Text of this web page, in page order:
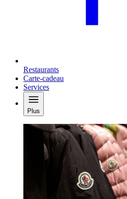
Restaurants
Carte-cadeau
Services
Plus